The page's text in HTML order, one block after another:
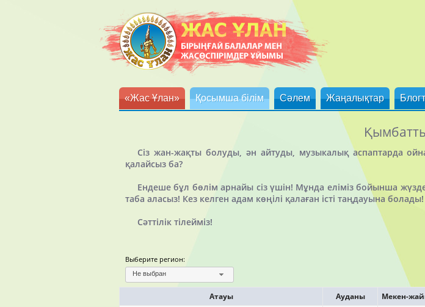
«Жас Ұлан» Қосымша білім Сәлем Жаңалықтар
Сіз жан-жақты болуды, ән айтуды, музыкалық аспаптарда
қалайсыз ба?
Ендеше бұл бөлім арнайы сіз үшін! Мұнда еліміз бойынша
таба аласыз! Кез келген адам көңілі қалаған істі таңдауына болады!
Сәттілік тілейміз!
Выберите регион:
Не выбран
Атауы Ауданы Мекен-